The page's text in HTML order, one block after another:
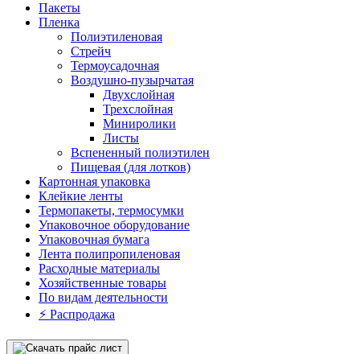
Пакеты
Пленка
Полиэтиленовая
Стрейч
Термоусадочная
Воздушно-пузырчатая
Двухслойная
Трехслойная
Миниролики
Листы
Вспененный полиэтилен
Пищевая (для лотков)
Картонная упаковка
Клейкие ленты
Термопакеты, термосумки
Упаковочное оборудование
Упаковочная бумага
Лента полипропиленовая
Расходные материалы
Хозяйственные товары
По видам деятельности
⚡️ Распродажа